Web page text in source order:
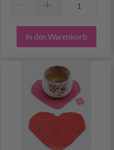
In den Warenkorb